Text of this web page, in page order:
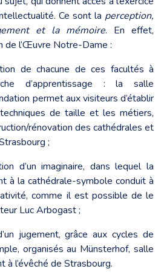
Ce sont la perception,
et la mémoire. En effet,
de l’Œuvre Notre-Dame :
de chacune de ces facultés à
d’apprentissage : la salle
permet aux visiteurs d’établir
de taille et les métiers,
rénovation des cathédrales et
;
d’un imaginaire, dans lequel la
à la cathédrale-symbole conduit à
comme il est possible de le
Luc Arbogast ;
jugement, grâce aux cycles de
organisés au Münsterhof, salle
à l’évêché de Strasbourg.